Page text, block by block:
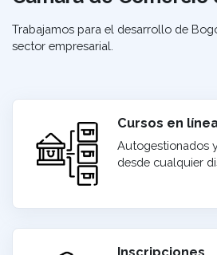
Trabajamos para el desarrollo de
sector empresarial.
Cursos en
Autogestionados
desde cualquier